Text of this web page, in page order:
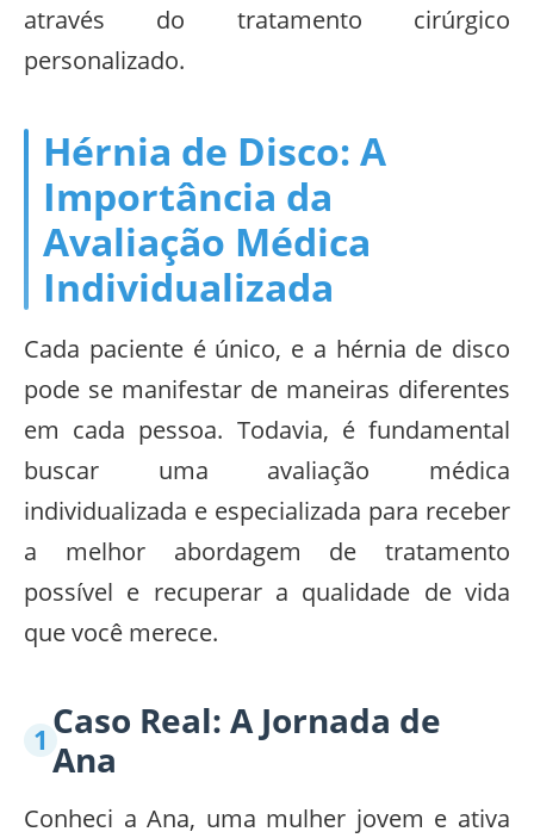
através do tratamento cirúrgico
personalizado.
Hérnia de Disco: A
Importância da
Avaliação Médica
Individualizada
Cada paciente é único, e a hérnia de disco
pode se manifestar de maneiras diferentes
em cada pessoa. Todavia, é fundamental
buscar uma avaliação médica
individualizada e especializada para receber
a melhor abordagem de tratamento
possível e recuperar a qualidade de vida
que você merece.
Caso Real: A Jornada de
Ana
Conheci a Ana, uma mulher jovem e ativa